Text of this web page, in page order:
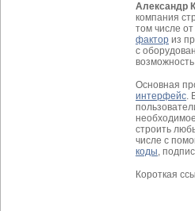
Александр
компания
том числе
фактор из
с
Основная
интерфейс.
строить
числе с
коды,
Короткая